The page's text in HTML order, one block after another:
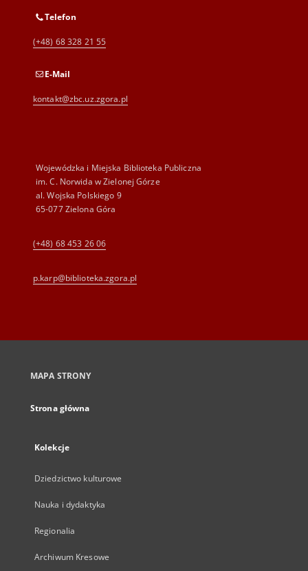
Telefon
(+48) 68 328 21 55
E-Mail
kontakt@zbc.uz.zgora.pl
Wojewódzka i Miejska Biblioteka Publiczna
im. C. Norwida w Zielonej Górze
al. Wojska Polskiego 9
65-077 Zielona Góra
(+48) 68 453 26 06
p.karp@biblioteka.zgora.pl
MAPA STRONY
Strona główna
Kolekcje
Dziedzictwo kulturowe
Nauka i dydaktyka
Regionalia
Archiwum Kresowe